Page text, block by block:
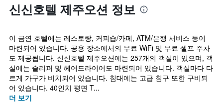
신신호텔 제주오션 정보
이 금연 호텔에는 레스토랑, 커피숍/카페, ATM/은행 서비스 등이
마련되어 있습니다. 공용 장소에서의 무료 WiFi 및 무료 셀프 주차
도 제공됩니다. 신신호텔 제주오션에는 257개의 객실이 있으며, 객
실에는 슬리퍼 및 헤어드라이어도 마련되어 있습니다. 객실마다 다
르게 가구가 비치되어 있습니다. 침대에는 고급 침구 또한 구비되
어 있습니다. 40인치 평면 T...
더 보기